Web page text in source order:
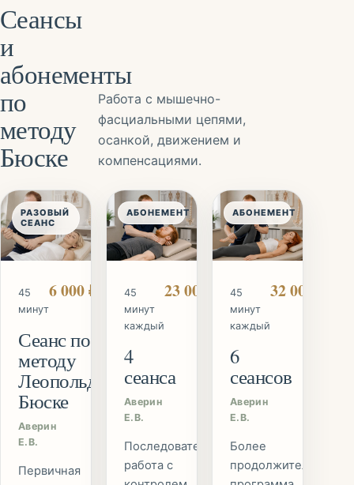
Сеансы
и
абонементы
по
методу
Бюске
Работа с мышечно-
фасциальными цепями,
осанкой, движением и
компенсациями.
РАЗОВЫЙ
СЕАНС
45
минут
6 000 ₽
Сеанс по
методу
Леопольда
Бюске
Аверин
Е.В.
Первичная
АБОНЕМЕНТ
45
минут
каждый
23 000 ₽
4
сеанса
Аверин
Е.В.
Последовательная
работа с
АБОНЕМЕНТ
45
минут
каждый
32 000 ₽
6
сеансов
Аверин
Е.В.
Более
продолжительная